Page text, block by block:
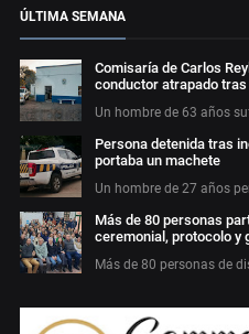
ÚLTIMA SEMANA
Comisaría de Carlos
conductor atrapado
Un hombre de 63 años
Persona detenida tras
portaba un machete
Un hombre de 27 años
Más de 80 personas
ceremonial, protocolo y
Más de 80 personas de